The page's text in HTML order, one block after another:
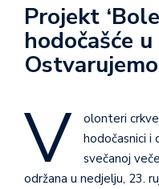
Projekt
hodočašće u
V
olonteri
hodočasnici i
svečanoj
održana u nedjelju, 23.